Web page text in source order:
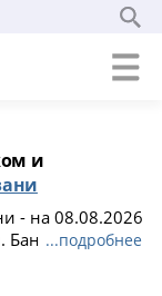
и
- на 08.08.2026
Банки Казани
карт
на остаток.
...подробнее